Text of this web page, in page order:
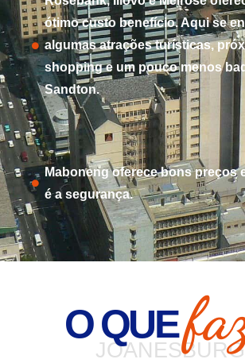
ótimo custo benefício. Aqui se
algumas atrações turísticas,
shopping e um pouco menos
Sandton.
Maboneng oferece bons preços
é a segurança.
O QUE